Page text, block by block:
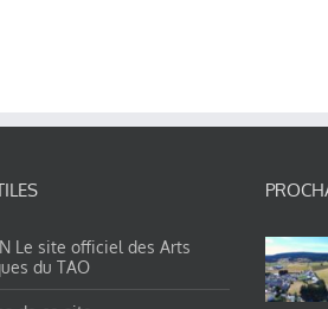
Le site officiel des Arts
du TAO